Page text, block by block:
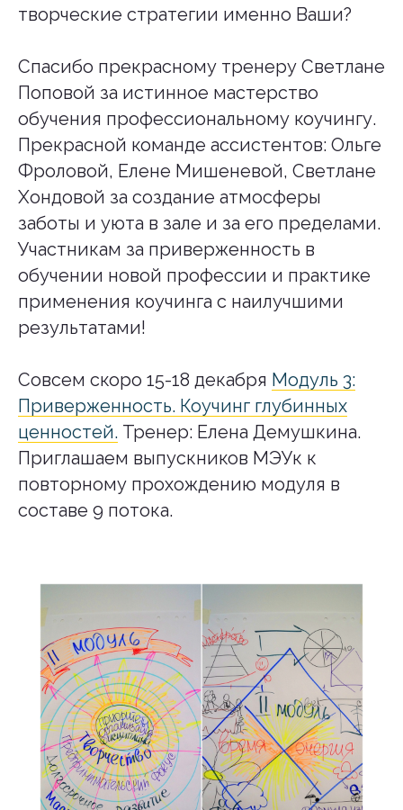
творческие стратегии именно Ваши?
Спасибо прекрасному тренеру Светлане
Поповой за истинное мастерство
обучения профессиональному коучингу.
Прекрасной команде ассистентов: Ольге
Фроловой, Елене Мишеневой, Светлане
Хондовой за создание атмосферы
заботы и уюта в зале и за его пределами.
Участникам за приверженность в
обучении новой профессии и практике
применения коучинга с наилучшими
результатами!
Совсем скоро 15-18 декабря Модуль 3:
Приверженность. Коучинг глубинных
ценностей. Тренер: Елена Демушкина.
Приглашаем выпускников МЭУк к
повторному прохождению модуля в
составе 9 потока.